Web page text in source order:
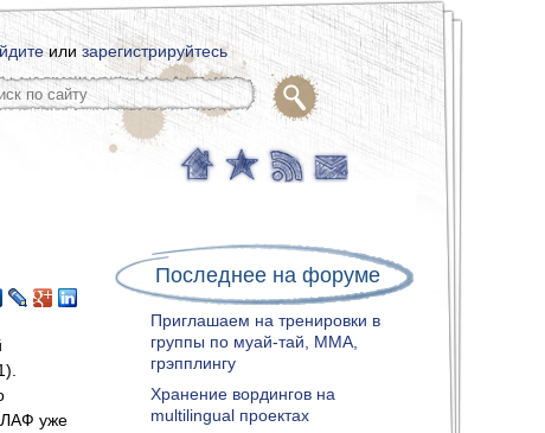
илизарегистрируйтесь
ЛАФ уже
Последнее на форуме
Приглашаем на тренировки в
группы по муай-тай, ММА,
грэпплингу
Хранение вордингов на
multilingual проектах